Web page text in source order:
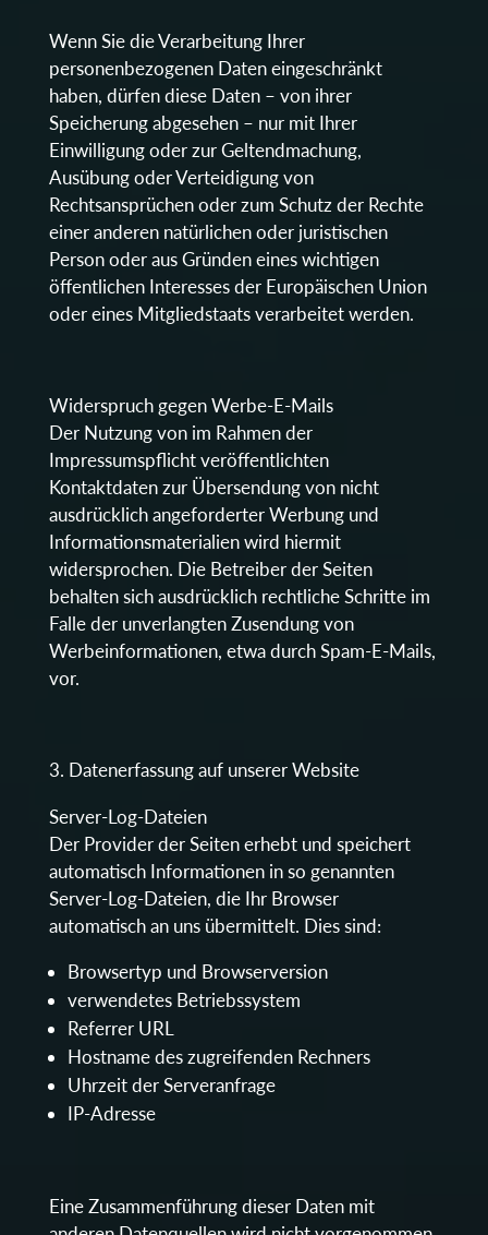
Wenn Sie die Verarbeitung Ihrer
personenbezogenen Daten eingeschränkt
haben, dürfen diese Daten – von ihrer
Speicherung abgesehen – nur mit Ihrer
Einwilligung oder zur Geltendmachung,
Ausübung oder Verteidigung von
Rechtsansprüchen oder zum Schutz der Rechte
einer anderen natürlichen oder juristischen
Person oder aus Gründen eines wichtigen
öffentlichen Interesses der Europäischen Union
oder eines Mitgliedstaats verarbeitet werden.
Widerspruch gegen Werbe-E-Mails
Der Nutzung von im Rahmen der
Impressumspflicht veröffentlichten
Kontaktdaten zur Übersendung von nicht
ausdrücklich angeforderter Werbung und
Informationsmaterialien wird hiermit
widersprochen. Die Betreiber der Seiten
behalten sich ausdrücklich rechtliche Schritte im
Falle der unverlangten Zusendung von
Werbeinformationen, etwa durch Spam-E-Mails,
vor.
Datenerfassung auf unserer Website
Server-Log-Dateien
Der Provider der Seiten erhebt und speichert
automatisch Informationen in so genannten
Server-Log-Dateien, die Ihr Browser
automatisch an uns übermittelt. Dies sind:
Browsertyp und Browserversion
verwendetes Betriebssystem
Referrer URL
Hostname des zugreifenden Rechners
Uhrzeit der Serveranfrage
IP-Adresse
Eine Zusammenführung dieser Daten mit